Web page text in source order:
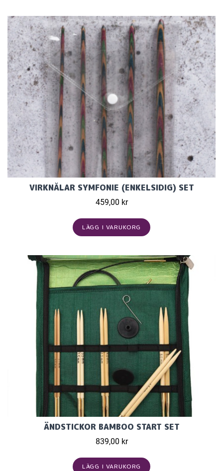
VIRKNÅLAR SYMFONIE (ENKELSIDIG) SET
459,00 kr
LÄGG I VARUKORG
ÄNDSTICKOR BAMBOO START SET
839,00 kr
LÄGG I VARUKORG